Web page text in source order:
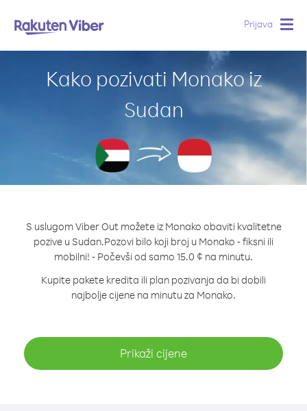
Prijava
Kako pozivati Monako iz
Sudan
S uslugom Viber Out možete iz Monako obaviti kvalitetne
pozive u Sudan.Pozovi bilo koji broj u Monako - fiksni ili
mobilni! - Počevši od samo 15.0 ¢ na minutu.
Kupite pakete kredita ili plan pozivanja da bi dobili
najbolje cijene na minutu za Monako.
Prikaži cijene